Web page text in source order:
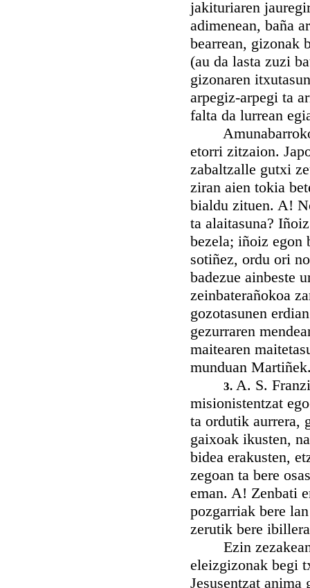
jakituriaren
adimenean, baña
bearrean, gizonak
(au da lasta zuzi
gizonaren
arpegiz-arpegi ta
falta da lurrean
Amunabarroko
etorri zitzaion.
zabaltzalle gutxi
ziran aien tokia
bialdu zituen. A!
ta alaitasuna?
bezela; iñoiz egon
sotiñez, ordu ori
badezue ainbeste
zeinbaterañokoa
gozotasunen
gezurraren
maitearen
munduan
3. A. S.
misionistentzat
ta ordutik aurrera,
gaixoak ikusten,
bidea erakusten,
zegoan ta bere
eman. A! Zenbati
pozgarriak bere
zerutik bere
Ezin zezakean
eleizgizonak begi
Jesusentzat